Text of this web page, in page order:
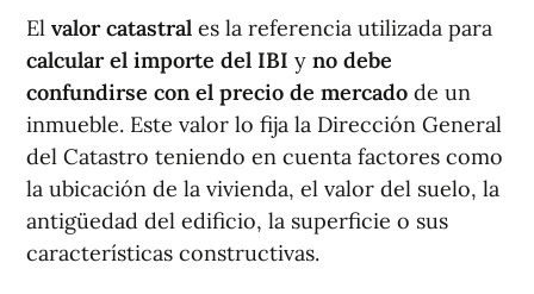
El valor catastral es la referencia utilizada para
calcular el importe del IBI y no debe
confundirse con el precio de mercado de un
inmueble. Este valor lo fija la Dirección General
del Catastro teniendo en cuenta factores como
la ubicación de la vivienda, el valor del suelo, la
antigüedad del edificio, la superficie o sus
características constructivas.